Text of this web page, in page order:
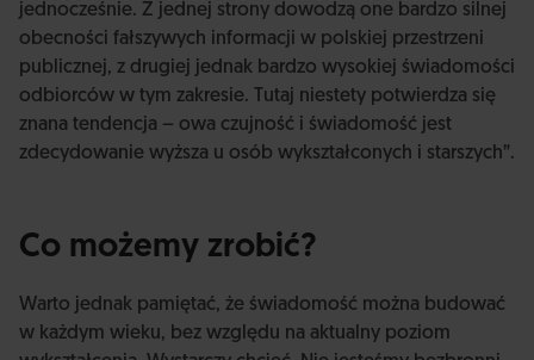
jednocześnie. Z jednej strony dowodzą one bardzo silnej
obecności fałszywych informacji w polskiej przestrzeni
publicznej, z drugiej jednak bardzo wysokiej świadomości
odbiorców w tym zakresie. Tutaj niestety potwierdza się
znana tendencja – owa czujność i świadomość jest
zdecydowanie wyższa u osób wykształconych i starszych”.
Co możemy zrobić?
Warto jednak pamiętać, że świadomość można budować
w każdym wieku, bez względu na aktualny poziom